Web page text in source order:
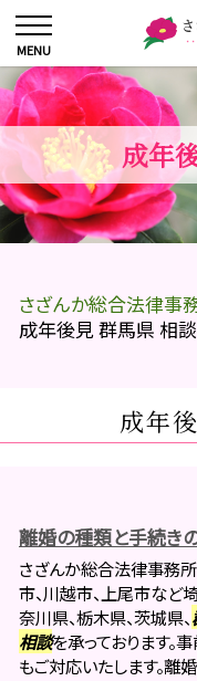
成年
さざんか総合法律事
成年後見 群馬県 相談
成年
離婚の種類と手続き
さざんか総合法律事務
市、川越市、上尾市など
奈川県、栃木県、茨城県、
相談を承っております。
もご対応いたします。離